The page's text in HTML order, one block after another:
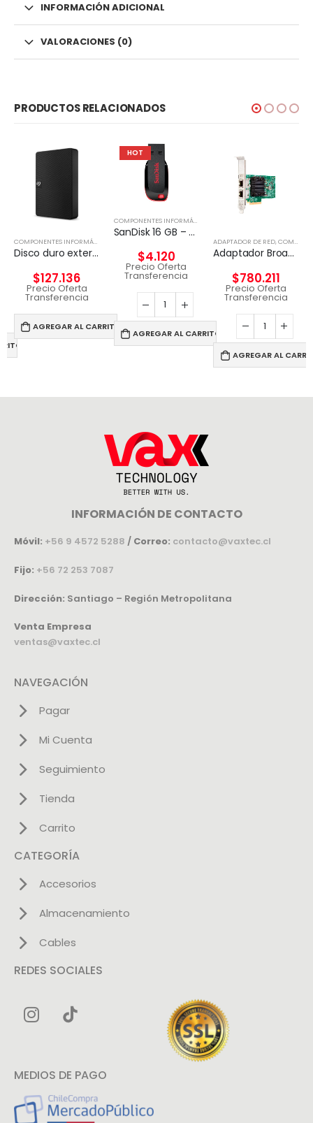
INFORMACIÓN ADICIONAL
VALORACIONES (0)
PRODUCTOS RELACIONADOS
COMPONENTES INFORMÁTICOS
Disco duro externo Seagate Expansion 4 TB Negro
$127.136
Precio Oferta
Transferencia
AGREGAR AL CARRITO
HOT
COMPONENTES INFORMÁTICOS
SanDisk 16 GB – USB 2.0
$4.120
Precio Oferta
Transferencia
AGREGAR AL CARRITO
ADAPTADOR DE RED,COMPONENTES INFORMÁTICOS
Adaptador Broadcom BCM57416 Ethernet 10 Gb 2 puertos BASE-T para HPE
$780.211
Precio Oferta
Transferencia
AGREGAR AL
INFORMACIÓN DE CONTACTO
Móvil: +56 9 4572 5288 / Correo: contacto@vaxtec.cl
Fijo: +56 72 253 7087
Dirección: Santiago – Región Metropolitana
Venta Empresa
ventas@vaxtec.cl
NAVEGACIÓN
Pagar
Mi Cuenta
Seguimiento
Tienda
Carrito
CATEGORÍA
Accesorios
Almacenamiento
Cables
REDES SOCIALES
MEDIOS DE PAGO